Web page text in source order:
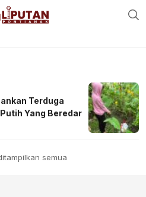
Terduga
Yang Beredar
semua